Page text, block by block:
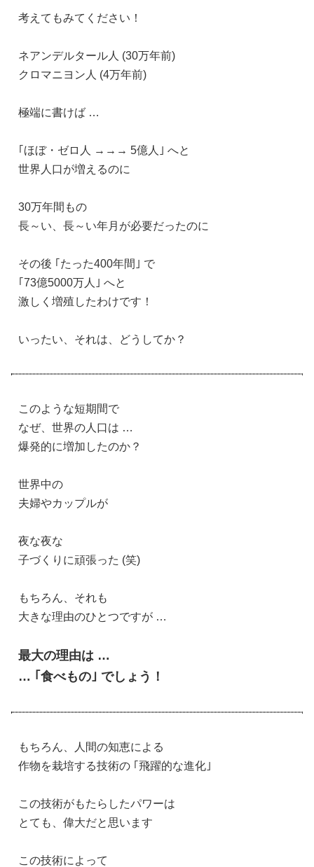
考えてもみてください！
ネアンデルタール人 (30万年前)
クロマニヨン人 (4万年前)
極端に書けば …
｢ほぼ・ゼロ人 →→→ 5億人｣ へと
世界人口が増えるのに
30万年間もの
長～い、長～い年月が必要だったのに
その後 ｢たった400年間｣ で
｢73億5000万人｣ へと
激しく増殖したわけです！
いったい、それは、どうしてか？
このような短期間で
なぜ、世界の人口は …
爆発的に増加したのか？
世界中の
夫婦やカップルが
夜な夜な
子づくりに頑張った (笑)
もちろん、それも
大きな理由のひとつですが …
最大の理由は …
… ｢食べもの｣ でしょう！
もちろん、人間の知恵による
作物を栽培する技術の ｢飛躍的な進化｣
この技術がもたらしたパワーは
とても、偉大だと思います
この技術によって